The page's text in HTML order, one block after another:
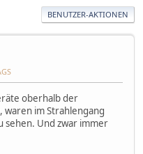
BENUTZER-AKTIONEN
oberhalb der
im Strahlengang
sehen. Und zwar immer